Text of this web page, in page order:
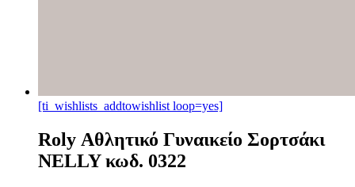
[ti_wishlists_addtowishlist loop=yes]
Roly Αθλητικό Γυναικείο Σορτσάκι
NELLY κωδ. 0322